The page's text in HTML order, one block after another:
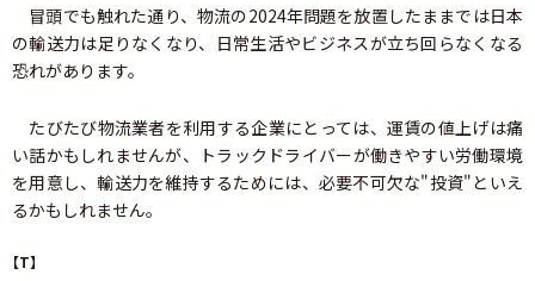
冒頭でも触れた通り、物流の2024年問題を放置したままでは日本
の輸送力は足りなくなり、日常生活やビジネスが立ち回らなくなる
恐れがあります。
たびたび物流業者を利用する企業にとっては、運賃の値上げは痛
い話かもしれませんが、トラックドライバーが働きやすい労働環境
を用意し、輸送力を維持するためには、必要不可欠な"投資"といえ
るかもしれません。
【T】